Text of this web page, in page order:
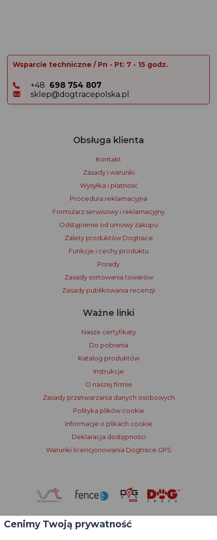
Wsparcie techniczne / Pn - Pt: 7 - 15 godz.
+48 698 754 807
sklep@dogtracepolska.pl
Obsługa klienta
Kontakt
Zasady i warunki
Wysyłka i płatność
Procedura reklamacyjna
Formularz serwisowy i reklamacyjny
Odstąpienie od umowy zakupu
Zalety produktów Dogtrace
Funkcje i cechy produktu
Porady
Zasady sortowania towarów
Zasady publikowania recenzji
Ważne linki
Nasze certyfikaty
Do pobrania
Katalog produktów
Instrukcje
O naszej firmie
Zasady przetwarzania danych osobowych
Polityka plików cookie
Informacje o plikach cookie
Deklaracja dostępności
Warunki licencjonowania Dogtrace GPS
Cenimy Twoją prywatność